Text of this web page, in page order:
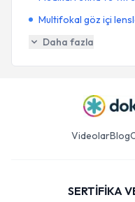
Multifokal göz içi
Daha fazla
VideolarBlog
SERTİFİKA